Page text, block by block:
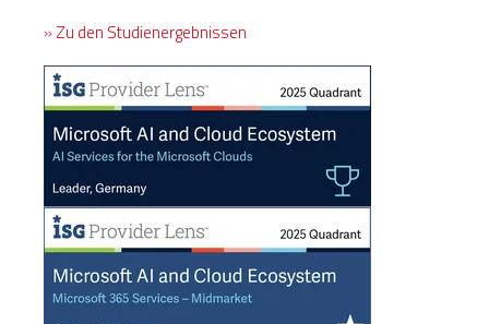
» Zu den Studienergebnissen